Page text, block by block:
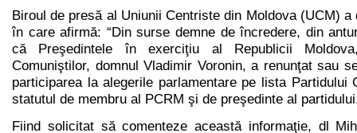
Biroul de presă al Uniunii Centriste din Moldova (UCM)
în care afirmă: “Din surse demne de încredere, din
că Preşedintele în exerciţiu al Republicii
Comuniştilor, domnul Vladimir Voronin, a renunţat sau
participarea la alegerile parlamentare pe lista Partidului
statutul de membru al PCRM şi de preşedinte al
Fiind solicitat să comenteze această informaţie, dl